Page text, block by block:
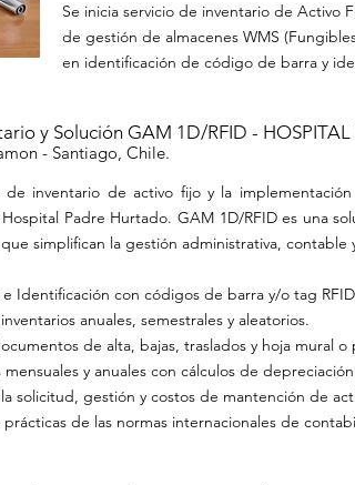
Se inicia servicio de inventario de Activo
de gestión de almacenes WMS
en identificación de código de barra y
y Solución GAM 1D/RFID -
- Santiago, Chile.
de inventario de activo fijo y la
Padre Hurtado. GAM 1D/RFID es una
simplifican la gestión administrativa, contable
Identificación con códigos de barra y/o tag
anuales, semestrales y aleatorios.
de alta, bajas, traslados y hoja mural
y anuales con cálculos de
solicitud, gestión y costos de mantención de
de las normas internacionales de